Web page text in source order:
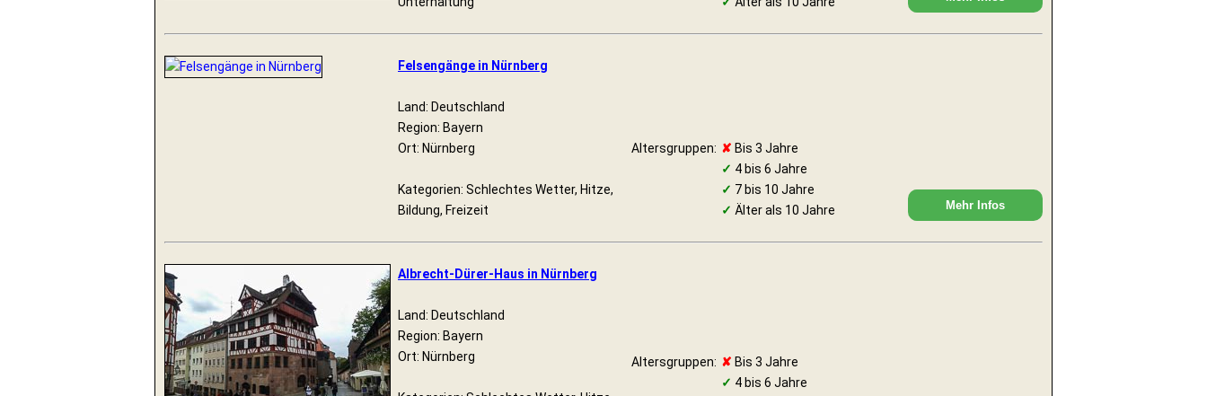
Felsengänge in Nürnberg
Land: Deutschland
Region: Bayern
Ort: Nürnberg
Kategorien: Schlechtes Wetter, Hitze,
Bildung, Freizeit
Altersgruppen: ✘ Bis 3 Jahre
✓ 4 bis 6 Jahre
✓ 7 bis 10 Jahre
✓ Älter als 10 Jahre Mehr Infos
Albrecht-Dürer-Haus in Nürnberg
Land: Deutschland
Region: Bayern
Ort: Nürnberg
Altersgruppen: ✘ Bis 3 Jahre
✓ 4 bis 6 Jahre